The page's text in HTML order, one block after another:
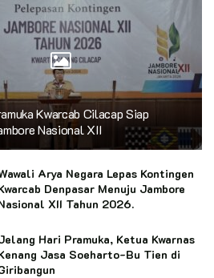
Kwarcab Cilacap Siap
Nasional XII
Arya Negara Lepas Kontingen
Denpasar Menuju Jambore
XII Tahun 2026.
Hari Pramuka, Ketua Kwarnas
Jasa Soeharto-Bu Tien di